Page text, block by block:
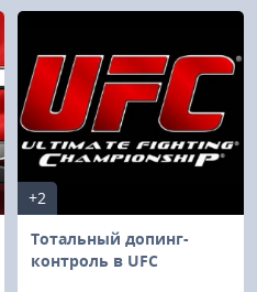
+2
Тотальный допинг-
контроль в UFC